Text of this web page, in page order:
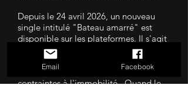
Depuis le 24 avril 2026, un nouveau
single intitulé "Bateau amarré" est
disponible sur les plateformes. Il s'agit
d'une ballade up-tempo aux sonorités
traditionnelles méditerranéenne.
chanson est dédiée aux personnes
contraintes à l'immobilité. Quand le
Email Facebook